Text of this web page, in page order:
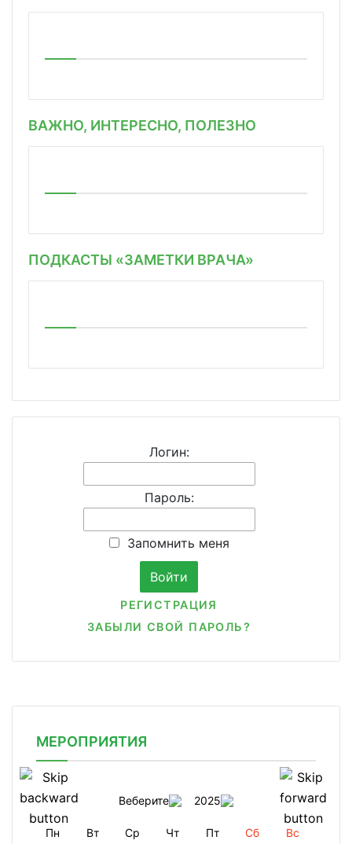
ВАЖНО, ИНТЕРЕСНО, ПОЛЕЗНО
ПОДКАСТЫ «ЗАМЕТКИ ВРАЧА»
Логин:
Пароль:
Запомнить меня
РЕГИСТРАЦИЯ
ЗАБЫЛИ СВОЙ ПАРОЛЬ?
МЕРОПРИЯТИЯ
Веберите 2025
Пн Вт Ср Чт Пт Сб Вс